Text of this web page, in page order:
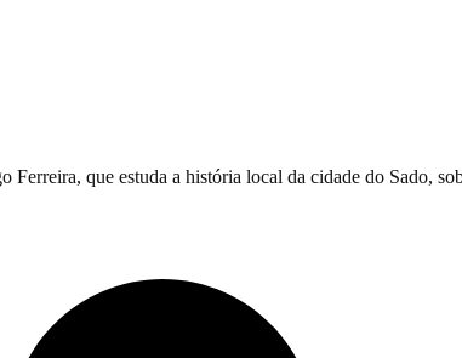
que estuda a história local da cidade do Sado,